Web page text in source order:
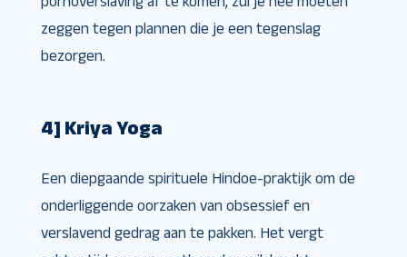
zeggen tegen plannen die je een tegenslag
bezorgen.
4] Kriya Yoga
Een diepgaande spirituele Hindoe-praktijk om de
onderliggende oorzaken van obsessief en
verslavend gedrag aan te pakken. Het vergt